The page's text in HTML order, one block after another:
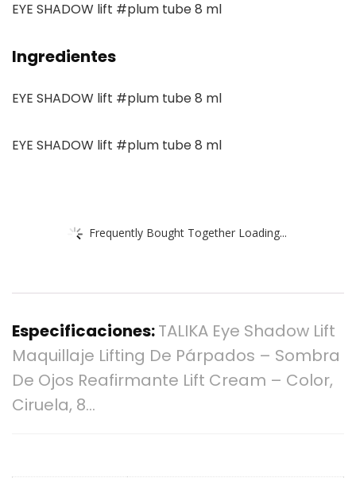
EYE SHADOW lift #plum tube 8 ml
Ingredientes
EYE SHADOW lift #plum tube 8 ml
EYE SHADOW lift #plum tube 8 ml
Frequently Bought Together Loading...
Especificaciones:TALIKA Eye Shadow Lift
Maquillaje Lifting De Párpados – Sombra
De Ojos Reafirmante Lift Cream – Color,
Ciruela, 8…